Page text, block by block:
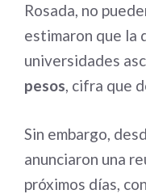
Rosada, no
estimaron que la
universidades
pesos, cifra que
Sin embargo,
anunciaron una
próximos días,